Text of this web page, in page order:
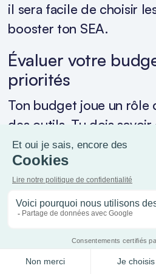
il sera facile de choisir
booster ton SEA.
Évaluer votre
priorités
Ton budget joue un rôle
des outils. Tu dois
prêt à investir et ce que
retour. Par exemple, si
et génères 6 000 € de
est de 300 %. Voici un